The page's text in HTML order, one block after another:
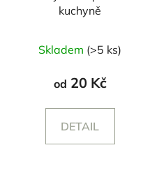
kuchyně
Skladem (>5 ks)
od 20 Kč
DETAIL